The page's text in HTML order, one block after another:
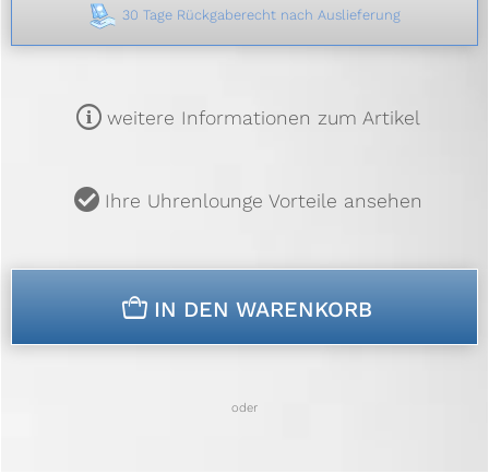
30 Tage Rückgaberecht nach Auslieferung
m weitere Informationen zum Artikel
u Ihre Uhrenlounge Vorteile ansehen
n IN DEN WARENKORB
oder